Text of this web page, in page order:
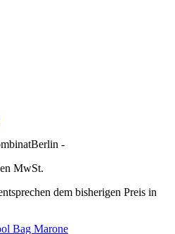
-
MwSt.
dem bisherigen Preis in
Bag Marone